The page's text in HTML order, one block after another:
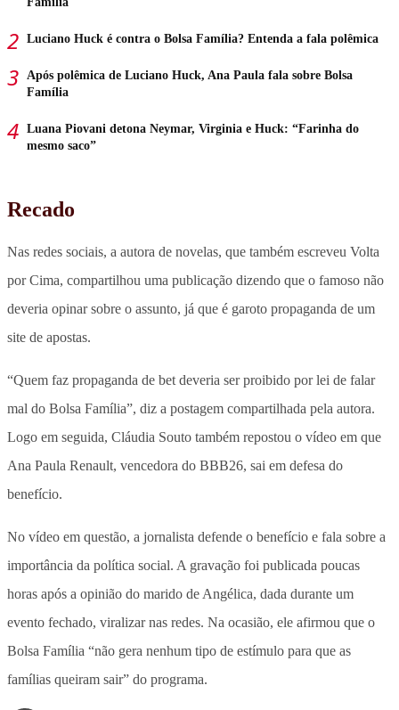
Luciano Huck é contra o Bolsa Família? Entenda a fala polêmica
Após polêmica de Luciano Huck, Ana Paula fala sobre Bolsa
Família
Luana Piovani detona Neymar, Virginia e Huck: “Farinha do
mesmo saco”
Recado
Nas redes sociais, a autora de novelas, que também escreveu Volta
por Cima, compartilhou uma publicação dizendo que o famoso não
deveria opinar sobre o assunto, já que é garoto propaganda de um
site de apostas.
“Quem faz propaganda de bet deveria ser proibido por lei de falar
mal do Bolsa Família”, diz a postagem compartilhada pela autora.
Logo em seguida, Cláudia Souto também repostou o vídeo em que
Ana Paula Renault, vencedora do BBB26, sai em defesa do
benefício.
No vídeo em questão, a jornalista defende o benefício e fala sobre a
importância da política social. A gravação foi publicada poucas
horas após a opinião do marido de Angélica, dada durante um
evento fechado, viralizar nas redes. Na ocasião, ele afirmou que o
Bolsa Família “não gera nenhum tipo de estímulo para que as
famílias queiram sair” do programa.